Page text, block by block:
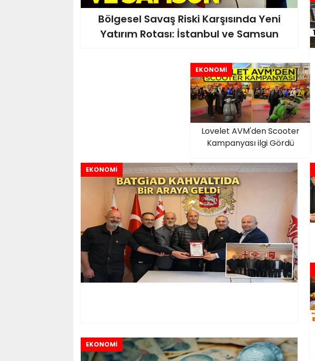
Bölgesel Savaş Riski Karşısında Yeni
Yatırım Rotası: İstanbul ve Samsun
EKONOMİ
Lovelet AVM'den Scooter
Kampanyası ilgi Gördü
EKONOMİ
EKONOMİ